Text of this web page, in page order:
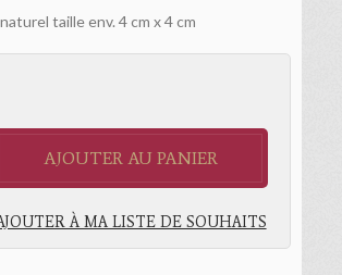
taille env. 4 cm x 4 cm
AJOUTER AU PANIER
À MA LISTE DE SOUHAITS